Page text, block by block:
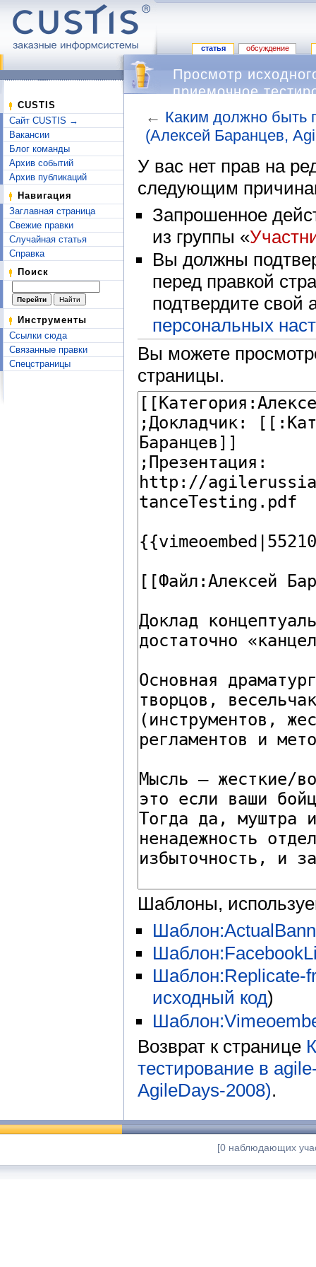
статья обсуждение
CUSTIS
Сайт CUSTIS →
Вакансии
Блог команды
Архив событий
Архив публикаций
Навигация
Заглавная страница
Свежие правки
Случайная статья
Справка
Поиск
Инструменты
Ссылки сюда
Связанные правки
Спецстраницы
Просмотр
приемочное
AgileDays-2008)
← Каким должно быть
(Алексей Баранцев,
У вас нет прав на
следующим
Запрошенное
из группы «
Вы должны
перед правкой
подтвердите свой
персональных
Вы можете
страницы.
Шаблоны,
Шаблон:Replicate-
исходный код)
Возврат к странице
тестирование в
AgileDays-2008).
[0 наблюдающих